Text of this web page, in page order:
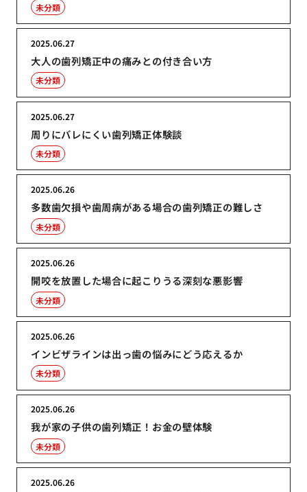
未分類
大人の歯列矯正中の痛みとの付き合い方
2025.06.27
未分類
周りにバレにくい歯列矯正体験談
2025.06.27
未分類
多数歯欠損や歯周病がある場合の歯列矯正の難しさ
2025.06.26
未分類
開咬を放置した場合に起こりうる深刻な悪影響
2025.06.26
未分類
インビザラインは出っ歯の悩みにどう応えるか
2025.06.26
未分類
我が家の子供の歯列矯正！お金の壁体験
2025.06.26
未分類
2025.06.26